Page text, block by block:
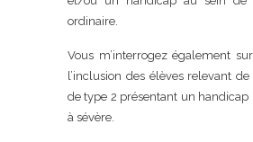
ordinaire.
Vous m’interrogez également
l’inclusion des élèves relevant de
de type 2 présentant un
à sévère.